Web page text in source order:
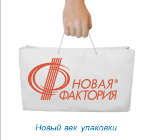
Новый век упаковки